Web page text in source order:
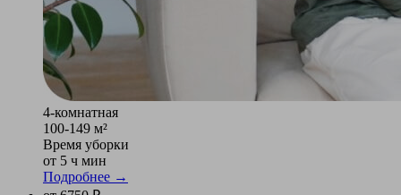
4-комнатная
100-149 м²
Время уборки
от 5 ч мин
Подробнее →